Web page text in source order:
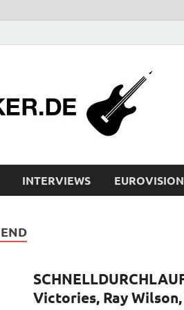
INTERVIEWS
Victories, Ray